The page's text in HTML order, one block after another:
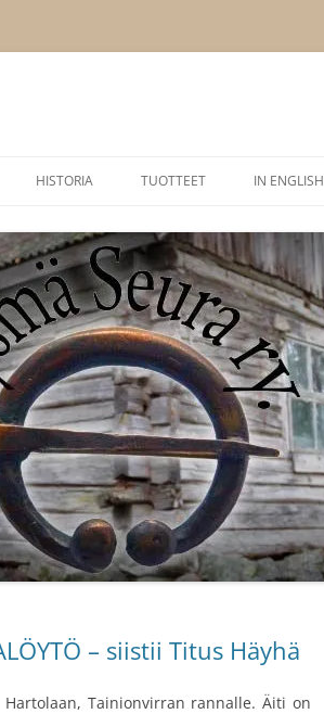
HISTORIA TUOTTEET IN ENGLISH
– siistii Titus Häyhä
Tainionvirran rannalle. Äiti on